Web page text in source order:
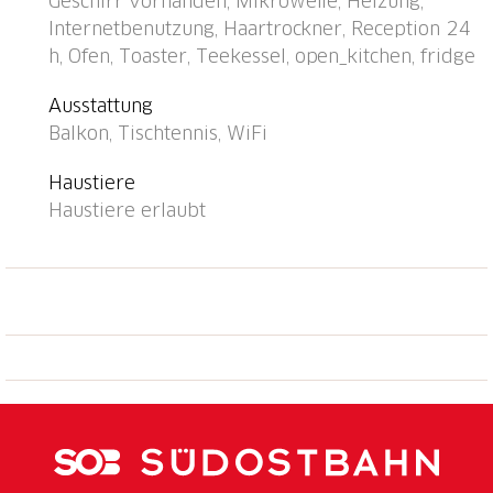
Mitbenutzung), Trockenraum. Zufahrt bis zum Haus
(Bergstrasse). Im Winter bitte Schneeketten
mitbringen, im Winter 4x4 empfohlen.
Gemeinschaftsgarage beim Haus, öffentliche
Parkplätze 50 m extra. E-Ladestation.
Lebensmittelgeschäft, Restaurant 500 m,
Bushaltestelle "Falera, Parcadi" 50 m, Hallenbad 2
km, Badesee "Laaxer See" 2 km. Golfplatz (18 Loch) 6
Ruinalta/Rheinschlucht 6 km, Baumwipfelpfad Laax 2
Wandergebiete: Unesco Welterbe Sardona,
Ruinalta/Rheinschlucht, Planetenlehrpfad Falera-
Internetbenutzung, Haartrockner, Reception 24
h, Ofen, Toaster, Teekessel, open_kitchen, fridge
Ausstattung
Balkon, Tischtennis, WiFi
Haustiere
Haustiere erlaubt